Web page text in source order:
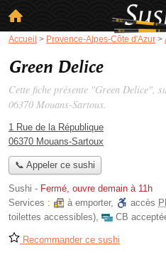
Accueil > Provence-Alpes-Côte d'Azur >
Green Delice
Cette fiche présente "Green Delice",
06370 Mouans-Sartoux.
1 Rue de la République
06370 Mouans-Sartoux
📞 Appeler ce sushi
Sushi - Fermé, ouvre demain à 11h
Services :
à emporter, accès
toilettes accessibles), CB
Recommander ce sushi